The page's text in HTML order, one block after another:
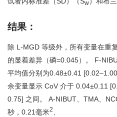
w
结果：
除 L-MGD 等级外，所有变量在重
的显着差异（磷=0.045）。 F-
平均值分别为0.48±0.41
余变量显示 CoV 介于 0.04±0.11
0.75] 之间。 A-NIBUT、TMA、
秒，0.21毫米2